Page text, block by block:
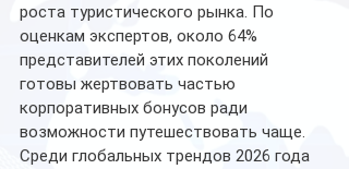
роста туристического рынка. По
оценкам экспертов, около 64%
представителей этих поколений
готовы жертвовать частью
корпоративных бонусов ради
возможности путешествовать чаще.
Среди глобальных трендов 2026 года